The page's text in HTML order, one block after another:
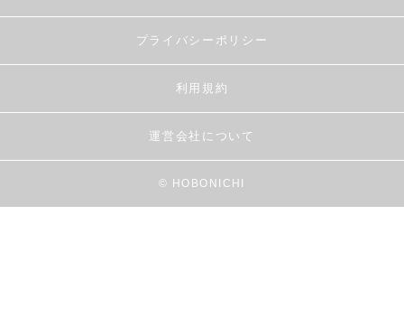
プライバシーポリシー
利用規約
運営会社について
© HOBONICHI